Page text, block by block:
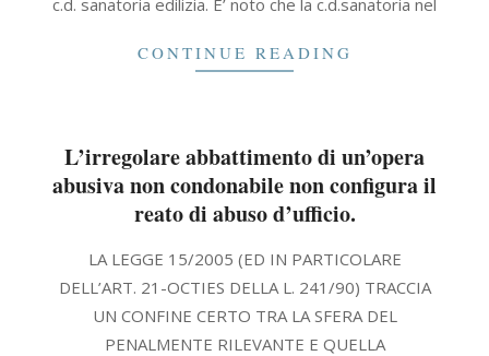
c.d. sanatoria edilizia. E’ noto che la c.d.sanatoria nel
CONTINUE READING
L’irregolare abbattimento di un’opera
abusiva non condonabile non configura il
reato di abuso d’ufficio.
30
LA LEGGE 15/2005 (ED IN PARTICOLARE
DELL’ART. 21-OCTIES DELLA L. 241/90) TRACCIA
UN CONFINE CERTO TRA LA SFERA DEL
PENALMENTE RILEVANTE E QUELLA